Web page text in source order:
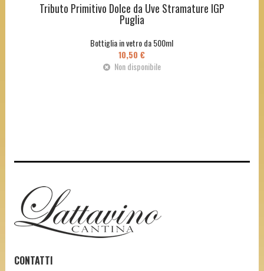
Tributo Primitivo Dolce da Uve Stramature IGP
Puglia
Bottiglia in vetro da 500ml
10,50 €
Non disponibile
CONTATTI